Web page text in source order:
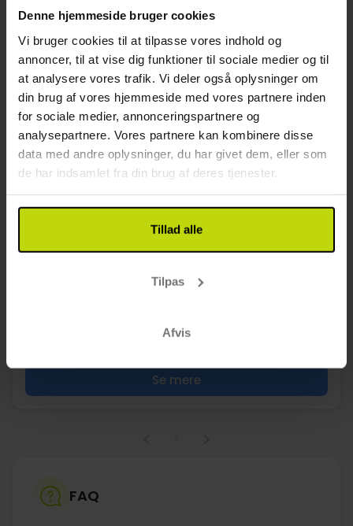
Denne hjemmeside bruger cookies
Vi bruger cookies til at tilpasse vores indhold og
annoncer, til at vise dig funktioner til sociale medier og til
at analysere vores trafik. Vi deler også oplysninger om
din brug af vores hjemmeside med vores partnere inden
for sociale medier, annonceringspartnere og
analysepartnere. Vores partnere kan kombinere disse
data med andre oplysninger, du har givet dem, eller som
de har indsamlet fra din brug af deres tjenester.
Tillad alle
Tilpas
Afvis
Miniferie tæt på Vesterhavet
Hotel Varde
3.9/ 5 God158 anmeldelser
Varde
Inkl. Morgenbuffet & vin på værelset
Se alt, der er inkluderet
Sep
Se mere
FAQ